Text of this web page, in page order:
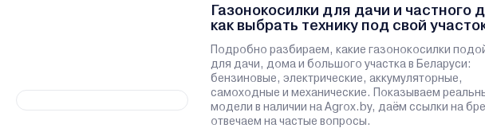
Газонокосилки для дачи и частного
как выбрать технику под свой
Подробно разбираем, какие газонокосилки
для дачи, дома и большого участка в Беларуси:
бензиновые, электрические, аккумуляторные,
самоходные и механические. Показываем
модели в наличии на Agrox.by, даём ссылки на
отвечаем на частые вопросы.